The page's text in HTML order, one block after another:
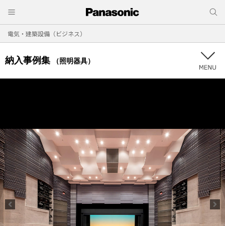
電気・建築設備（ビジネス）
納入事例集 （照明器具）